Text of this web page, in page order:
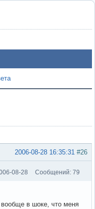
#26
2006-08-28 16:35:31
08-28 Сообщений: 79
в шоке, что меня